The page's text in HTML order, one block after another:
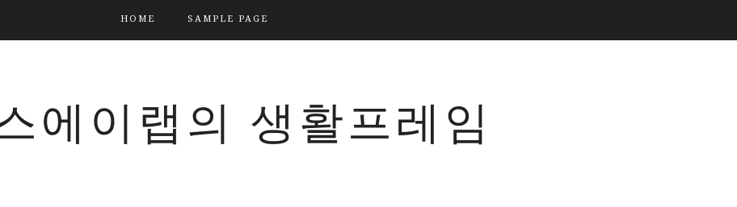
HOME SAMPLE PAGE
에이랩의 생활프레임